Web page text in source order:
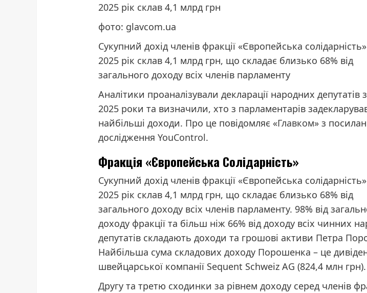
2025 рік склав 4,1 млрд грн
фото: glavcom.ua
Сукупний дохід членів фракції «Європейська
2025 рік склав 4,1 млрд грн, що складає близько 68% від
загального доходу всіх членів парламенту
Аналітики проаналізували декларації народних депутатів
2025 роки та визначили, хто з парламентарів
найбільші доходи. Про це повідомляє «Главком» з
дослідженняYouControl.
Фракція «Європейська Солідарність»
Сукупний дохід членів фракції «Європейська
2025 рік склав 4,1 млрд грн, що складає близько 68% від
загального доходу всіх членів парламенту. 98% від
доходу фракції та більш ніж 66% від доходу всіх чинних
депутатів складають доходи та грошові активи Петра
Найбільша сума складових доходу Порошенка – це
швейцарської компанії Sequent Schweiz AG (824,4 млн грн).
Другу та третю сходинки за рівнем доходу серед членів